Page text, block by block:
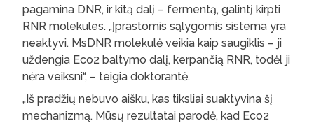
pagamina DNR, ir kitą dalį – fermentą, galintį kirpti
RNR molekules. „Įprastomis sąlygomis sistema yra
neaktyvi. MsDNR molekulė veikia kaip saugiklis – ji
uždengia Eco2 baltymo dalį, kerpančią RNR, todėl ji
nėra veiksni“, – teigia doktorantė.
„Iš pradžių nebuvo aišku, kas tiksliai suaktyvina šį
mechanizmą. Mūsų rezultatai parodė, kad Eco2